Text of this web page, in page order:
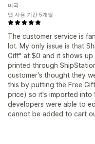
The customer service is
lot. My only issue is that
Gift" at $0 and it shows
printed through
customer's thought they
this by putting the Free
price) so it's imported into
developers were able to
cannot be added to cart
미국
앱 사용 기간 5개월